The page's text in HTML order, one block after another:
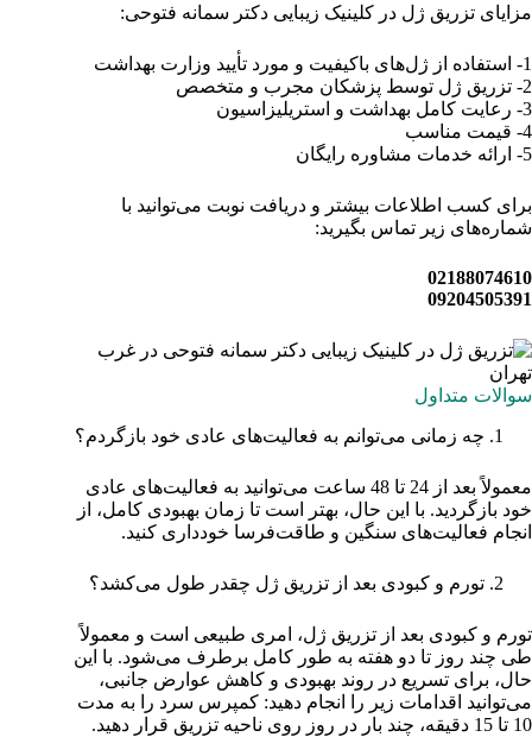
مزایای تزریق ژل در کلینیک زیبایی دکتر سمانه فتوحی:
1- استفاده از ژل‌های باکیفیت و مورد تأیید وزارت بهداشت
2- تزریق ژل توسط پزشکان مجرب و متخصص
3- رعایت کامل بهداشت و استریلیزاسیون
4- قیمت مناسب
5- ارائه خدمات مشاوره رایگان
برای کسب اطلاعات بیشتر و دریافت نوبت می‌توانید با
شماره‌های زیر تماس بگیرید:
02188074610
09204505391
سوالات متداول
چه زمانی می‌توانم به فعالیت‌های عادی خود بازگردم؟
معمولاً بعد از 24 تا 48 ساعت می‌توانید به فعالیت‌های عادی
خود بازگردید. با این حال، بهتر است تا زمان بهبودی کامل، از
انجام فعالیت‌های سنگین و طاقت‌فرسا خودداری کنید.
تورم و کبودی بعد از تزریق ژل چقدر طول می‌کشد؟
تورم و کبودی بعد از تزریق ژل، امری طبیعی است و معمولاً
طی چند روز تا دو هفته به طور کامل برطرف می‌شود. با این
حال، برای تسریع در روند بهبودی و کاهش عوارض جانبی،
می‌توانید اقدامات زیر را انجام دهید: کمپرس سرد را به مدت
10 تا 15 دقیقه، چند بار در روز روی ناحیه تزریق قرار دهید.